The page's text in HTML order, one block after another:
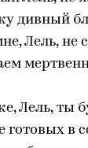
дивный
Лель, не
Лель, ты
готовых в